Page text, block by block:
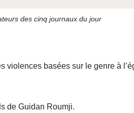
des cinq journaux du jour
basées sur le genre à
de Guidan Roumji.